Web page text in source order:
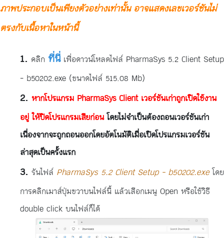
ภาพประกอบเป็นเพียงตัวอย่างเท่านั้น อาจแสดงเลขเวอร์ชันไม่
ตรงกับเนื้อหาในหน้านี้
คลิก ที่นี่เพื่อดาวน์โหลดไฟล์ PharmaSys 5.2 Client Setup
- b50202.exe (ขนาดไฟล์ 515.08 Mb)
หากโปรแกรม PharmaSys Client เวอร์ชันเก่าถูกเปิดใช้งาน
อยู่ ให้ปิดโปรแกรมเสียก่อนโดยไม่จำเป็นต้องถอนเวอร์ชันเก่า
เนื่องจากจะถูกถอนออกโดยอัตโนมัติเมื่อเปิดโปรแกรมเวอร์ชัน
ล่าสุดเป็นครั้งแรก
รันไฟล์ PharmaSys 5.2 Client Setup - b50202.exeโดย
การคลิกเมาส์ปุ่มขวาบนไฟล์นี้ แล้วเลือกเมนู Open หรือใช้วิธี
double click บนไฟล์ก็ได้